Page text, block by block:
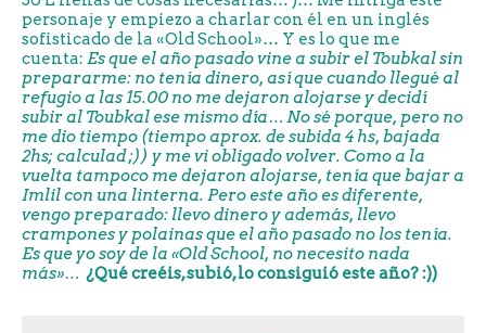
personaje y empiezo a charlar con él en un inglés
sofisticado de la «Old School»… Y es lo que me
cuenta: Es que el año pasado vine a subir el Toubkal sin
prepararme: no tenía dinero, así que cuando llegué al
refugio a las 15.00 no me dejaron alojarse y decidí
subir al Toubkal ese mismo día… No sé porque, pero no
me dio tiempo (tiempo aprox. de subida 4 hs, bajada
2hs; calculad ;)) y me vi obligado volver. Como a la
vuelta tampoco me dejaron alojarse, tenía que bajar a
Imlil con una linterna. Pero este año es diferente,
vengo preparado: llevo dinero y además, llevo
crampones y polainas que el año pasado no los tenía.
Es que yo soy de la «Old School, no necesito nada
más»… ¿Qué creéis, subió, lo consiguió este año? :))